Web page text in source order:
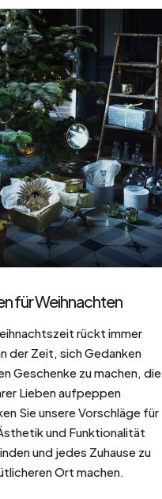
für Weihnachten
rückt immer
der Zeit, sich Gedanken
Geschenke zu machen, die
Lieben aufpeppen
Sie unsere Vorschläge für
und Funktionalität
und jedes Zuhause zu
Ort machen.